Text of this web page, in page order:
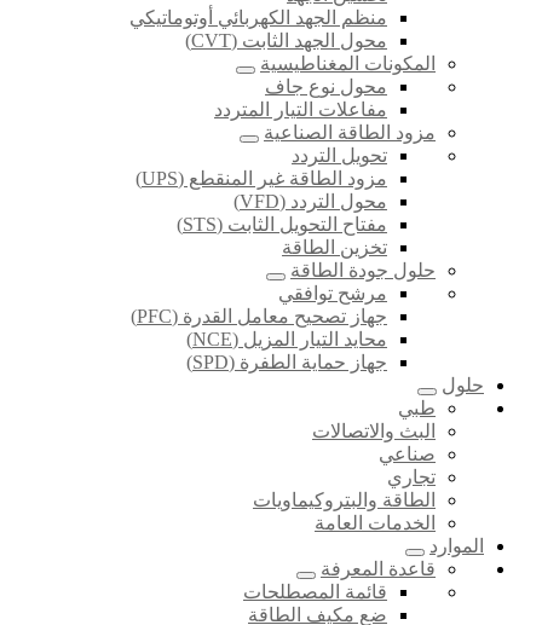
منظم الجهد الكهربائي أوتوماتيكي
محول الجهد الثابت (CVT)
المكونات المغناطيسية
محول نوع جاف
مفاعلات التيار المتردد
مزود الطاقة الصناعية
تحويل التردد
مزود الطاقة غير المنقطع (UPS)
محول التردد (VFD)
مفتاح التحويل الثابت (STS)
تخزين الطاقة
حلول جودة الطاقة
مرشح توافقي
جهاز تصحيح معامل القدرة (PFC)
محايد التيار المزيل (NCE)
جهاز حماية الطفرة (SPD)
حلول
طبي
البث والاتصالات
صناعي
تجاري
الطاقة والبتروكيماويات
الخدمات العامة
الموارد
قاعدة المعرفة
قائمة المصطلحات
ضع مكيف الطاقة